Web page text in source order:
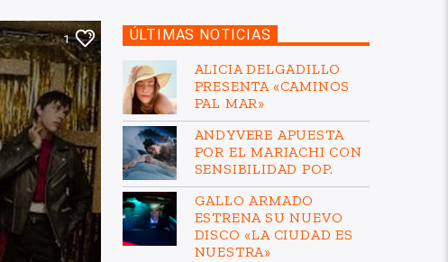
1 ÚLTIMAS NOTICIAS
ALICIA DELGADILLO
PRESENTA «CAMINOS
PAL MAR»
ANDYVERE APUESTA
POR EL MARIACHI CON
SENSIBILIDAD POP.
GALLO ARMADO
ESTRENA SU NUEVO
DISCO «LA CIUDAD ES
NUESTRA»